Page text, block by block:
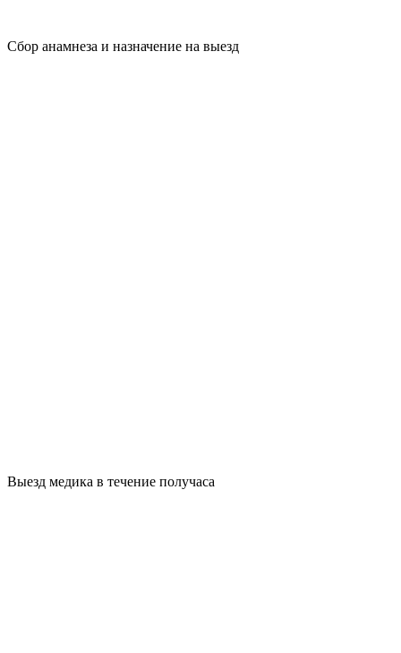
Сбор анамнеза и назначение на выезд
Выезд медика в течение получаса